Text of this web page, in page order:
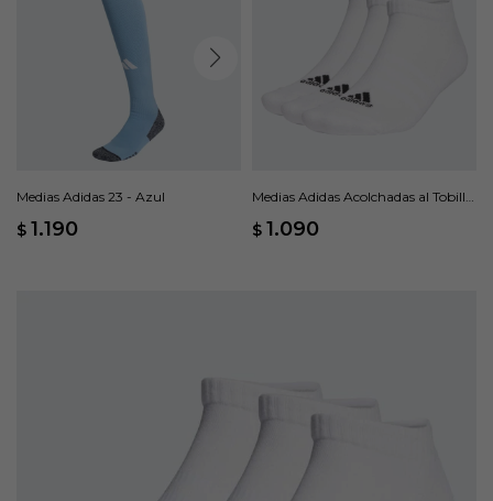
Medias Adidas 23 - Azul
$ 1.190
Medias Adidas Acolchadas al Tobillo
$ 1.090